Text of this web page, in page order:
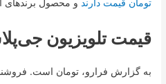
تومان قیمت دارند و محصول برند‌های
قیمت تلویزیون جی‌پلاس ۶۵
به گزارش فرارو، تومان است.